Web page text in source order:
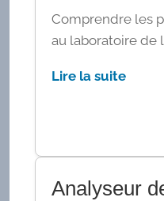
Comprendre les
au laboratoire de
Lire la suite
Analyseur